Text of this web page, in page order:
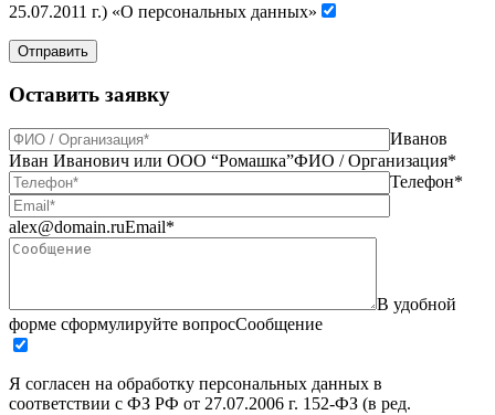
25.07.2011 г.) «О персональных данных»
Отправить
Оставить заявку
Иванов
Иван Иванович или ООО “Ромашка”ФИО / Организация*
Телефон*
alex@domain.ruEmail*
В удобной
форме сформулируйте вопросСообщение
Я согласен на обработку персональных данных в
соответствии с ФЗ РФ от 27.07.2006 г. 152-ФЗ (в ред.